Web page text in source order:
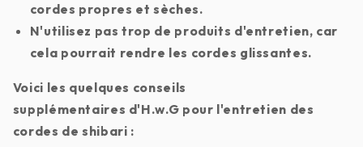
cordes propres et sèches.
N'utilisez pas trop de produits d'entretien, car
cela pourrait rendre les cordes glissantes.
Voici les quelques conseils
supplémentaires d'H.w.G pour l'entretien des
cordes de shibari :